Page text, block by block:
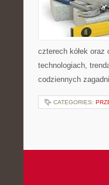
czterech kółek
technologiach,
codziennych
CATEGORIES: